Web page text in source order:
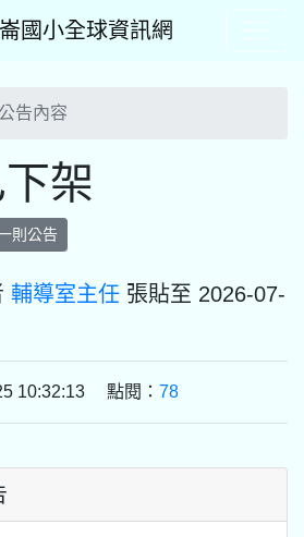
國小全球資訊網
公告內容
架
則公告
輔導室主任 張貼至 2026-07-
10:32:13 點閱： 78